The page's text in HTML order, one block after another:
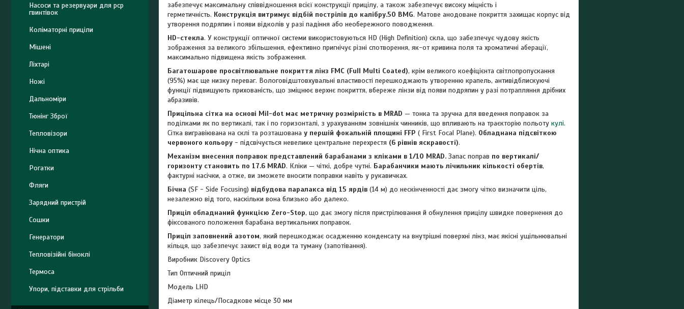
забезпечує максимальну співвідношення всієї конструкції прицілу, а також забезпечує високу міцність і
герметичність. Конструкція витримує відбій пострілів до калібру.50 BMG. Матове анодоване покриття захищає корпус від
утворення подряпин і появи відколів у разі падіння або необережного поводження.
HD-стекла. У конструкції оптичної системи використовуються HD (High Definition) скла, що забезпечує чудову якість
зображення за великого збільшення, ефективно пригнічує різні спотворення, як-от кривина поля та хроматичні аберації,
максимально підвищена якість зображення.
Багатошарове просвітлювальне покриття лінз FMC (Full Multi Coated), крім великого коефіцієнта світлопропускання
(95%) має ще низку переваг. Вологовідштовхувальні властивості перешкоджають утворенню крапель, антивідблискуючі
функції підвищують прихованість, що зміцнює верхнє покриття, вбереже лінзи від появи подряпин у разі потрапляння дрібних
абразивів.
Прицільна сітка на основі Mil-dot має метричну розмірність в MRAD — тонка та зручна для введення поправок за
поділками як по вертикалі, так і по горизонталі, з урахуванням зовнішніх чинників, що впливають на траєкторію польоту кулі.
Сітка вигравіювана на склі та розташована у першій фокальній площині FFP ( First Focal Plane). Обладнана підсвіткою
червоного кольору - підсвічується невелике центральне перехрестя (6 рівнів яскравості).
Механізм внесення поправок представлений барабанами з кліками в 1/10 MRAD. Запас поправ по вертикалі/
горизонту становить по 17.6 MRAD. Кліки — чіткі, добре чутні. Барабанчики мають лічильник кількості обертів,
фактурні насічки, а отже, ви зможете вносити поправки навіть у рукавичках.
Бічна (SF - Side Focusing) відбудова паралакса від 15 ярдів (14 м) до нескінченності дає змогу чітко визначити ціль,
незалежно від того, наскільки вона близько або далеко.
Приціл обладнаний функцією Zero-Stop, що дає змогу після пристрілювання й обнулення прицілу швидке повернення до
фіксованого положення барабана вертикальних поправок.
Приціл заповнений азотом, який перешкоджає осадженню конденсату на внутрішні поверхні лінз, має якісні ущільнювальні
кільця, що забезпечує захист від води та туману (запотівання).
Виробник Discovery Optics
Тип Оптичний приціл
Модель LHD
Діаметр кілець/Посадкове місце 30 мм
Насоси та резервуари для pcp
гвинтівок
Коліматорні приціли
Мішені
Ліхтарі
Ножі
Дальноміри
Тюнінг Зброї
Тепловізори
Нічна оптика
Рогатки
Фляги
Зарядний пристрій
Сошки
Генератори
Тепловізійні біноклі
Термоса
Упори, підставки для стрільби